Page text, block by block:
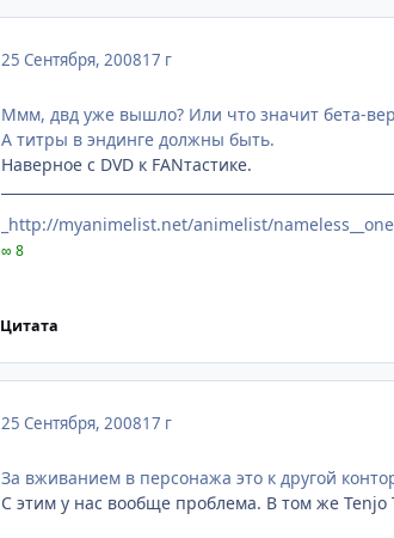
25 Сентября, 200817 г
Ммм, двд уже вышло? Или что значит бета-
А титры в эндинге должны быть.
Наверное с DVD к FANтастике.
_http://myanimelist.net/animelist/nameless__one
∞ 8
Цитата
25 Сентября, 200817 г
За вживанием в персонажа это к другой
С этим у нас вообще проблема. В том же Tenjo